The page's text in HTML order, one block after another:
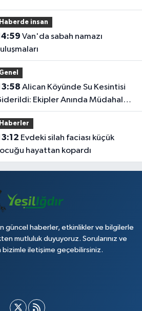
Haberde insan
Genel
Ekipler Anında Müdahale
Haberler
hayattan kopardı
güncel haberler, etkinlikler ve bilgilerle
mutluluk duyuyoruz. Sorularınız ve
bizimle iletişime geçebilirsiniz.